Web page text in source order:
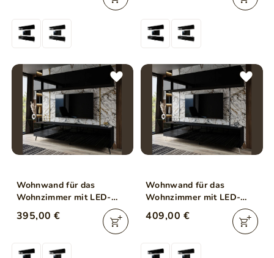
Wohnwand für das
Wohnzimmer mit LED-
Beleuchtung auf
Schwarzen Metallbeinen
Noaé Weiß Hochglanz
395,00 €
Wohnwand für das
Wohnzimmer mit LED-
Beleuchtung auf Silbernen
Metallbeinen Noaé Weiß
409,00 €